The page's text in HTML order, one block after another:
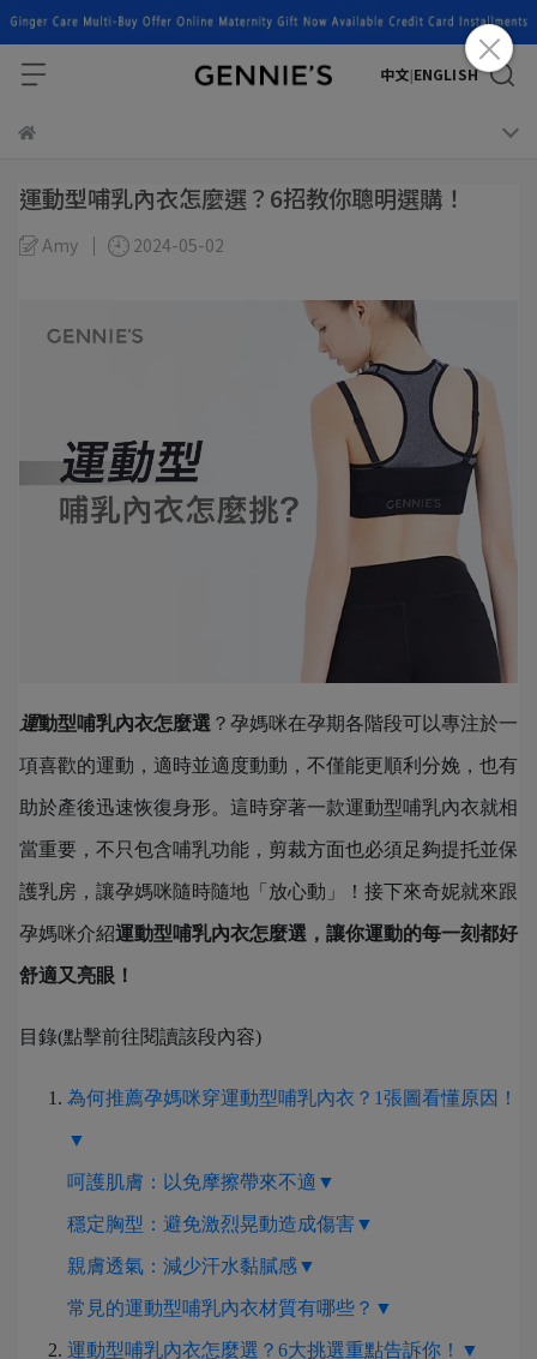
中文|ENGLISH
運動型哺乳內衣怎麼選？6招教你聰明選購！
Amy 2024-05-02
運動型哺乳內衣怎麼選 ？孕媽咪在孕期各階段可以專注於一
項喜歡的運動，適時並適度動動，不僅能更順利分娩，也有
助於產後迅速恢復身形。這時穿著一款運動型哺乳內衣就相
當重要，不只包含哺乳功能，剪裁方面也必須足夠提托並保
護乳房，讓孕媽咪隨時隨地「放心動」！接下來奇妮就來跟
孕媽咪介紹運動型哺乳內衣怎麼選，讓你運動的每一刻都好
舒適又亮眼！
目錄(點擊前往閱讀該段內容)
為何推薦孕媽咪穿運動型哺乳內衣？1張圖看懂原因！
▼
呵護肌膚：以免摩擦帶來不適▼
穩定胸型：避免激烈晃動造成傷害▼
親膚透氣：減少汗水黏膩感▼
常見的運動型哺乳內衣材質有哪些？▼
運動型哺乳內衣怎麼選？6大挑選重點告訴你！▼